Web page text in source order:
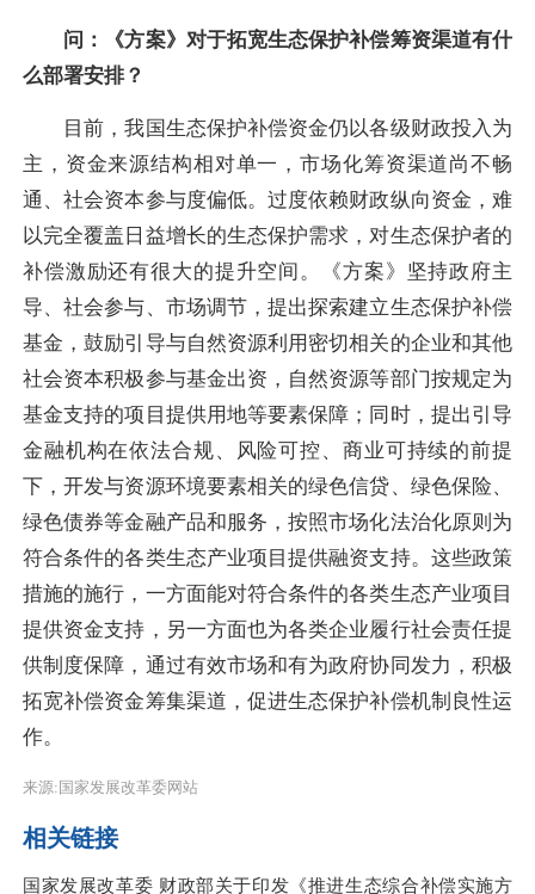
问：《方案》对于拓宽生态保护补偿筹资渠道有什
么部署安排？
目前，我国生态保护补偿资金仍以各级财政投入为
主，资金来源结构相对单一，市场化筹资渠道尚不畅
通、社会资本参与度偏低。过度依赖财政纵向资金，难
以完全覆盖日益增长的生态保护需求，对生态保护者的
补偿激励还有很大的提升空间。《方案》坚持政府主
导、社会参与、市场调节，提出探索建立生态保护补偿
基金，鼓励引导与自然资源利用密切相关的企业和其他
社会资本积极参与基金出资，自然资源等部门按规定为
基金支持的项目提供用地等要素保障；同时，提出引导
金融机构在依法合规、风险可控、商业可持续的前提
下，开发与资源环境要素相关的绿色信贷、绿色保险、
绿色债券等金融产品和服务，按照市场化法治化原则为
符合条件的各类生态产业项目提供融资支持。这些政策
措施的施行，一方面能对符合条件的各类生态产业项目
提供资金支持，另一方面也为各类企业履行社会责任提
供制度保障，通过有效市场和有为政府协同发力，积极
拓宽补偿资金筹集渠道，促进生态保护补偿机制良性运
作。
来源:国家发展改革委网站
相关链接
国家发展改革委 财政部关于印发《推进生态综合补偿实施方